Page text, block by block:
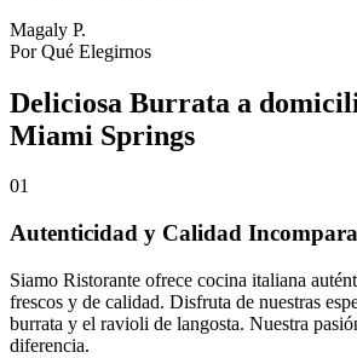
Magaly P.
Por Qué Elegirnos
Deliciosa Burrata a
Miami Springs
01
Autenticidad y Calidad
Siamo Ristorante ofrece cocina italiana
frescos y de calidad. Disfruta de nuestras
burrata y el ravioli de langosta. Nuestra
diferencia.